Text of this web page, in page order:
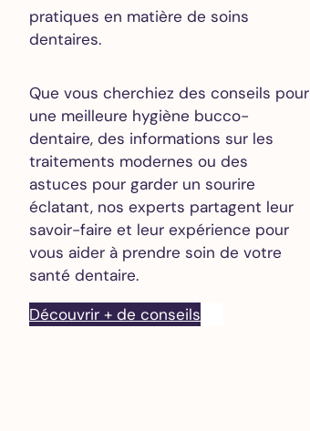
pratiques en matière de soins
dentaires.
Que vous cherchiez des conseils pour
une meilleure hygiène bucco-
dentaire, des informations sur les
traitements modernes ou des
astuces pour garder un sourire
éclatant, nos experts partagent leur
savoir-faire et leur expérience pour
vous aider à prendre soin de votre
santé dentaire.
Découvrir + de conseils